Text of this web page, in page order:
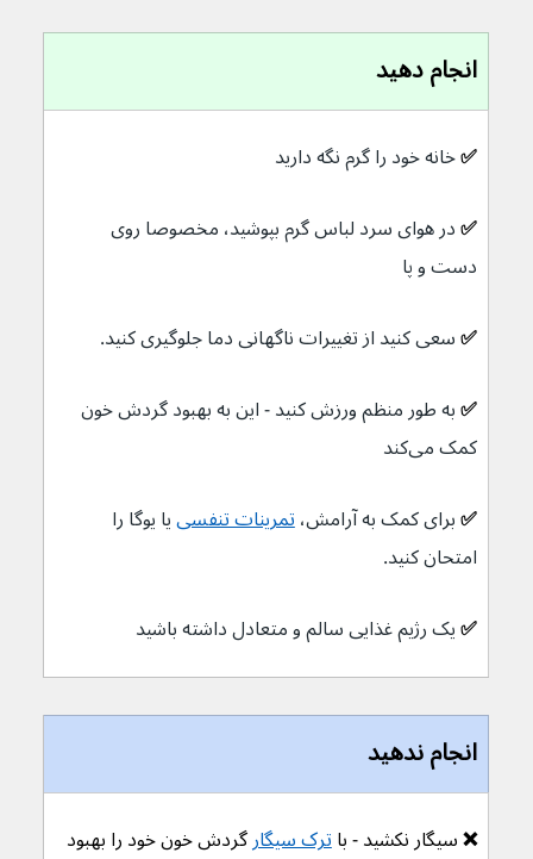
انجام دهید
✅ خانه خود را گرم نگه دارید
✅ در هوای سرد لباس گرم بپوشید، مخصوصا روی
دست و پا
✅ سعی کنید از تغییرات ناگهانی دما جلوگیری کنید.
✅ به طور منظم ورزش کنید - این به بهبود گردش خون
کمک می‌کند
✅ برای کمک به آرامش، تمرینات تنفسی یا یوگا را
امتحان کنید.
✅ یک رژیم غذایی سالم و متعادل داشته باشید
انجام ندهید
❌ سیگار نکشید - با ترک سیگار گردش خون خود را بهبود